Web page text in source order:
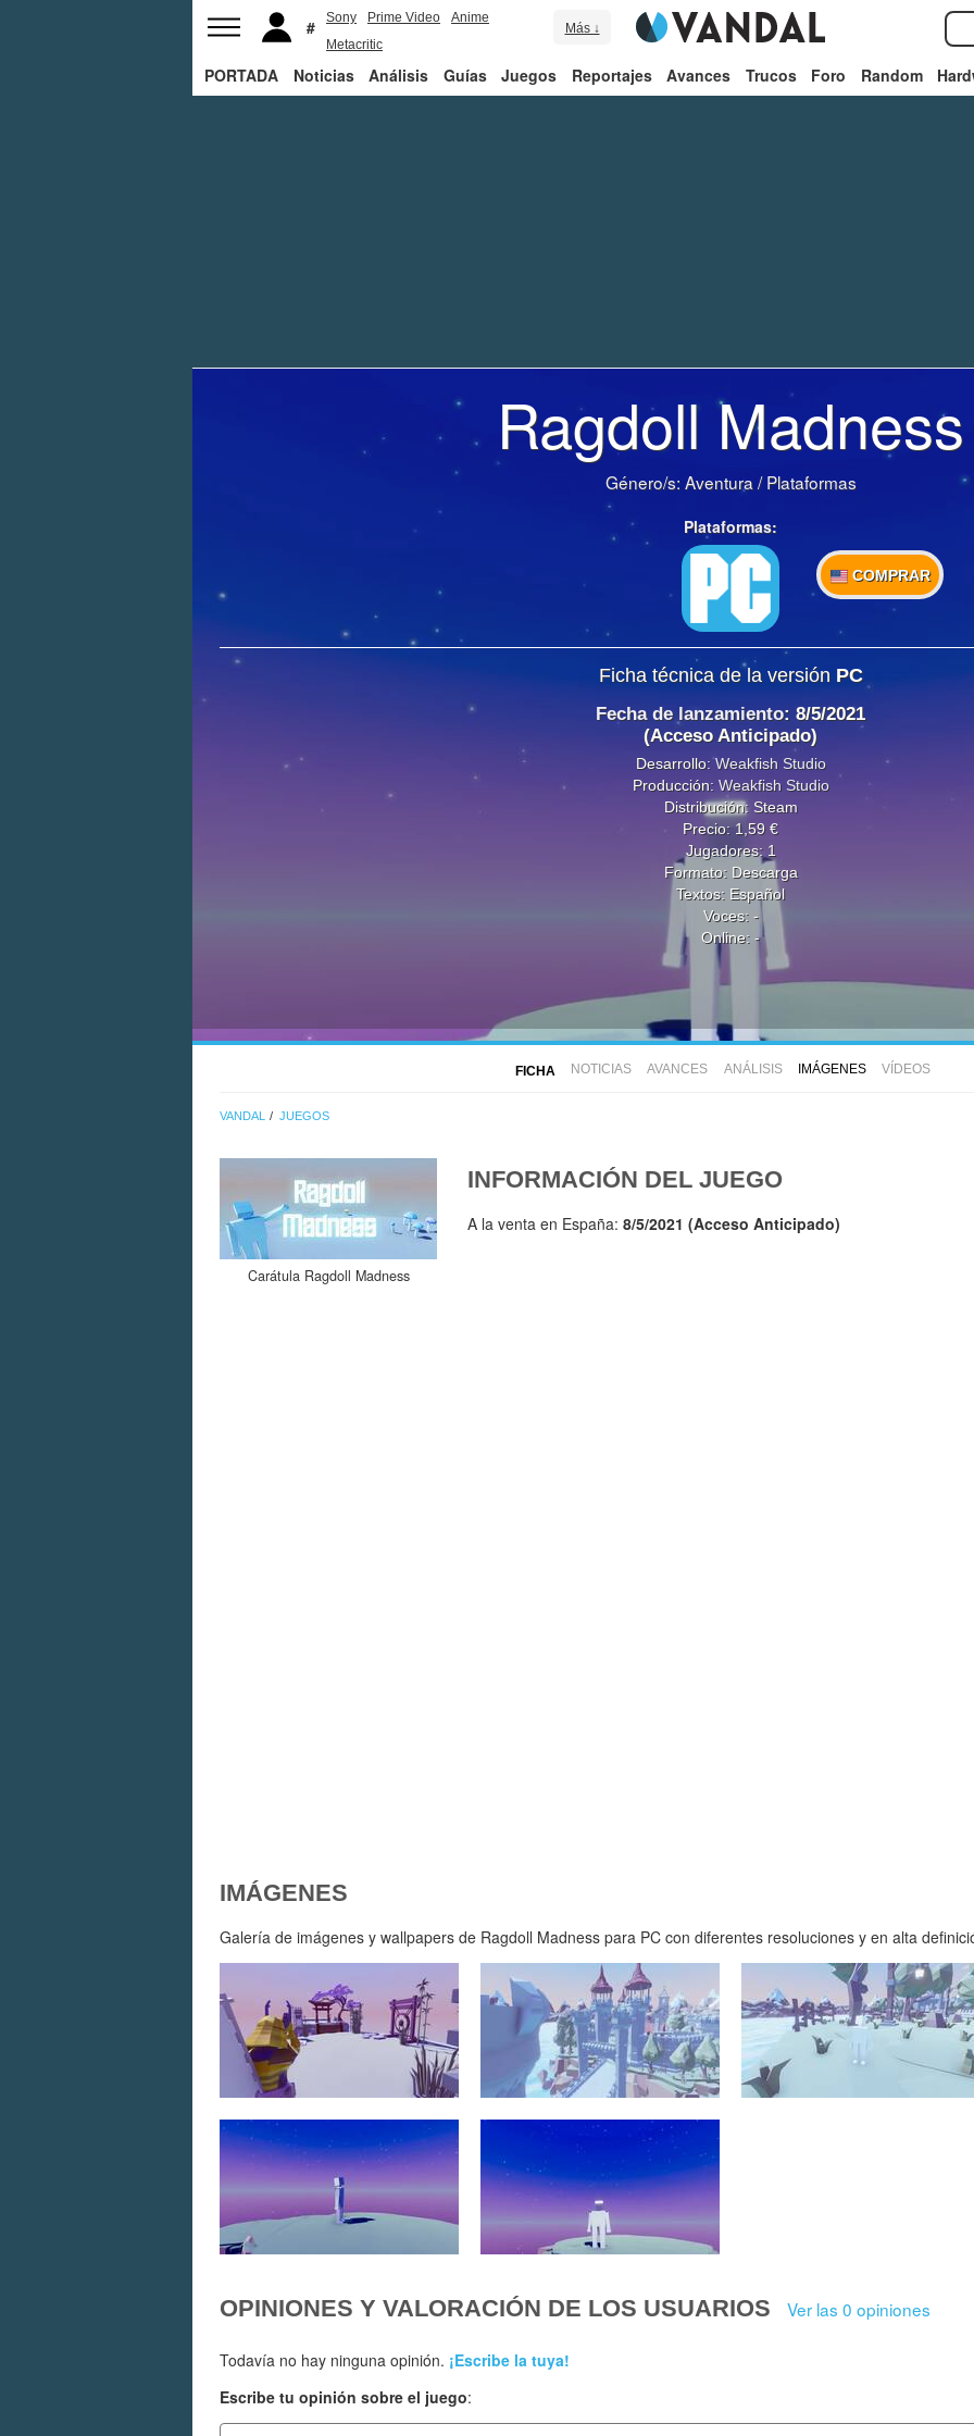
Sony Prime Video
Anime
Metacritic
Más ↓
PORTADA Noticias Análisis Guías Juegos Reportajes Avances Trucos Foro Random
Ragdoll Madness
Género/s:Aventura/Plataformas
Plataformas:
COMPRAR
Ficha técnica de la versión PC
Fecha de lanzamiento: 8/5/2021
(Acceso Anticipado)
Desarrollo:Weakfish Studio
Producción: Weakfish Studio
Distribución: Steam
Precio: 1,59 €
Jugadores: 1
Formato: Descarga
Textos: Español
Voces: -
Online: -
FICHA NOTICIAS AVANCES ANÁLISIS IMÁGENES VÍDEOS
VANDAL JUEGOS
Carátula Ragdoll Madness
INFORMACIÓN DEL JUEGO
A la venta en España: 8/5/2021 (Acceso Anticipado)
IMÁGENES
Galería de imágenes y wallpapers de Ragdoll Madness para PC con diferentes resoluciones y en alta
OPINIONES Y VALORACIÓN DE LOS USUARIOS Ver las 0 opiniones
Todavía no hay ninguna opinión. ¡Escribe la tuya!
Escribe tu opinión sobre el juego: